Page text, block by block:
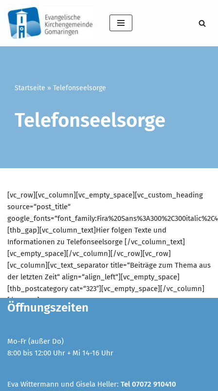
Zum
Inhalt
Startseite » Telefonseelsorge
Telefonseelsorge
[vc_row][vc_column][vc_empty_space][vc_custom_heading
source=“post_title“
[thb_gap][vc_column_text]Hier folgen Texte und
Informationen zu Telefonseelsorge [/vc_column_text]
[vc_empty_space][/vc_column][/vc_row][vc_row]
[vc_column][vc_text_separator title=“Beiträge zum Thema aus
der letzten Zeit“ align=“align_left“][vc_empty_space]
[thb_postcategory cat=“323″][vc_empty_space][/vc_column]
[/vc_row]
Öffnungszeiten
Mo-Fr (außer Do)
8:00 bis 12:00 Uhr + Mi 14-16 Uhr
Eva Wittermann und Gisela Heller: Tel 07072 910410